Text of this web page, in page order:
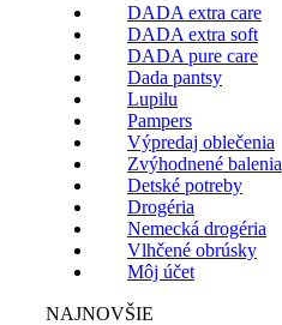
DADA extra care
DADA extra soft
DADA pure care
Dada pantsy
Lupilu
Pampers
Výpredaj oblečenia
Zvýhodnené balenia
Detské potreby
Drogéria
Nemecká drogéria
Vlhčené obrúsky
Môj účet
NAJNOVŠIE